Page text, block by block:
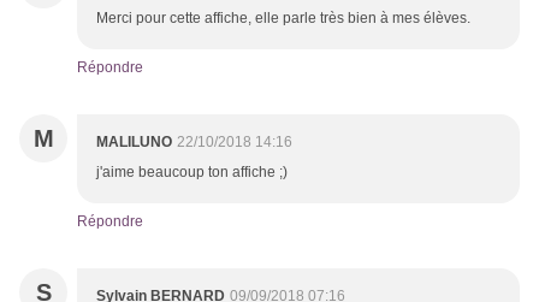
Merci pour cette affiche, elle parle très bien à mes élèves.
Répondre
M MALILUNO 22/10/2018 14:16
j'aime beaucoup ton affiche ;)
Répondre
S Sylvain BERNARD 09/09/2018 07:16